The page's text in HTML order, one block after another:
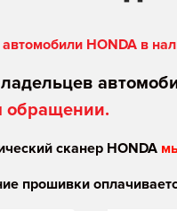
HONDA в
обращении.
сканер HONDA
прошивки